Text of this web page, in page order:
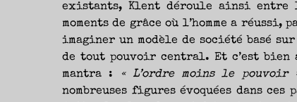
existants, Klent déroule ainsi entre
moments de grâce où l’homme a
imaginer un modèle de société basé
de tout pouvoir central. Et c’est bien
mantra :
« L’ordre moins le pouvoir
nombreuses figures évoquées dans